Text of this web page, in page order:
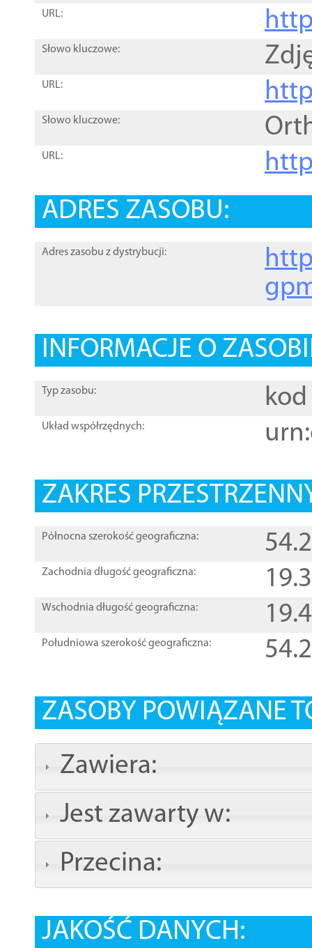
URL:
Słowo kluczowe:
URL:
Słowo kluczowe:
URL:
ADRES ZASOBU:
Adres zasobu z dystrybucji:
INFORMACJE O
Typ zasobu: kod
Układ współrzędnych:
ZAKRES
Północna szerokość geograficzna:
Zachodnia długość geograficzna:
Wschodnia długość geograficzna:
Południowa szerokość geograficzna:
ZASOBY POWIĄZANE
Zawiera:
Jest zawarty w:
Przecina:
JAKOŚĆ DANYCH: